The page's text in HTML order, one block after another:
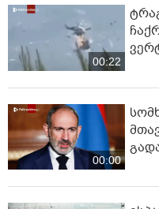
00:22
00:00